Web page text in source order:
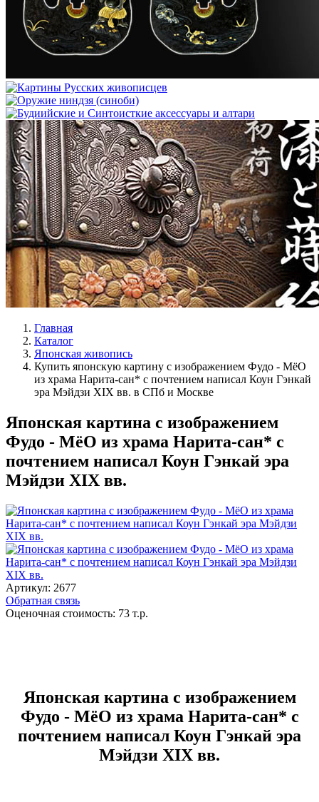
Главная
Каталог
Японская живопись
Купить японскую картину с изображением Фудо - МёО
из храма Нарита-сан* с почтением написал Коун Гэнкай
эра Мэйдзи XIX вв. в СПб и Москве
Японская картина с изображением
Фудо - МёО из храма Нарита-сан* с
почтением написал Коун Гэнкай эра
Мэйдзи XIX вв.
Артикул: 2677
Обратная связь
Оценочная стоимость: 73 т.р.
Японская картина с изображением
Фудо - МёО из храма Нарита-сан* с
почтением написал Коун Гэнкай эра
Мэйдзи XIX вв.